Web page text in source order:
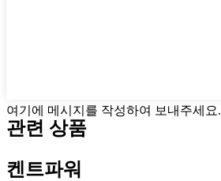
여기에 메시지를 작성하여 보내주세요.
관련 상품
켄트파워